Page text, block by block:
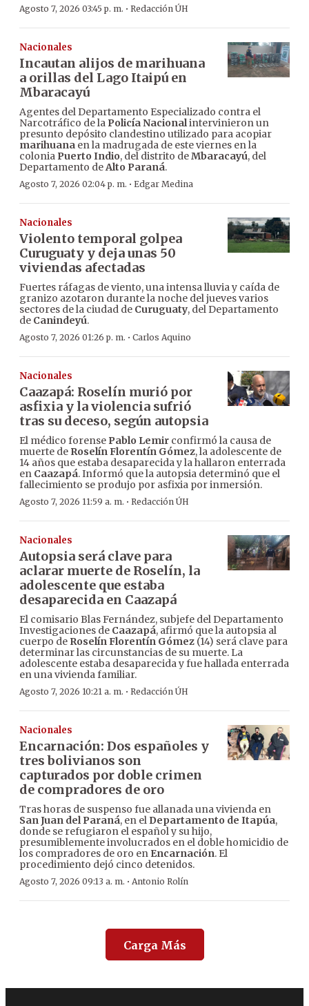
Agosto 7, 2026 03:45 p. m. · Redacción ÚH
Nacionales
Incautan alijos de marihuana
a orillas del Lago Itaipú en
Mbaracayú
Agentes del Departamento Especializado contra el
Narcotráfico de la Policía Nacionalintervinieron un
presunto depósito clandestino utilizado para acopiar
marihuana en la madrugada de este viernes en la
colonia Puerto Indio, del distrito deMbaracayú, del
Departamento deAlto Paraná.
Agosto 7, 2026 02:04 p. m. · Edgar Medina
Nacionales
Violento temporal golpea
Curuguaty y deja unas 50
viviendas afectadas
Fuertes ráfagas de viento, una intensa lluvia y caída de
granizo azotaron durante la noche del jueves varios
sectores de la ciudad de Curuguaty, del Departamento
de Canindeyú.
Agosto 7, 2026 01:26 p. m. · Carlos Aquino
Nacionales
Caazapá: Roselín murió por
asfixia y la violencia sufrió
tras su deceso, según autopsia
El médico forense Pablo Lemir confirmó la causa de
muerte de Roselín Florentín Gómez, la adolescente de
14 años que estaba desaparecida y la hallaron enterrada
en Caazapá. Informó que la autopsia determinó que el
fallecimiento se produjo por asfixia por inmersión.
Agosto 7, 2026 11:59 a. m. · Redacción ÚH
Nacionales
Autopsia será clave para
aclarar muerte de Roselín, la
adolescente que estaba
desaparecida en Caazapá
El comisario Blas Fernández, subjefe del Departamento
Investigaciones de Caazapá, afirmó que la autopsia al
cuerpo de Roselín Florentín Gómez (14) será clave para
determinar las circunstancias de su muerte. La
adolescente estaba desaparecida y fue hallada enterrada
en una vivienda familiar.
Agosto 7, 2026 10:21 a. m. · Redacción ÚH
Nacionales
Encarnación: Dos españoles y
tres bolivianos son
capturados por doble crimen
de compradores de oro
Tras horas de suspenso fue allanada una vivienda en
San Juan del Paraná, en el Departamento de Itapúa,
donde se refugiaron el español y su hijo,
presumiblemente involucrados en el doble homicidio de
los compradores de oro en Encarnación. El
procedimiento dejó cinco detenidos.
Agosto 7, 2026 09:13 a. m. · Antonio Rolín
Carga Más